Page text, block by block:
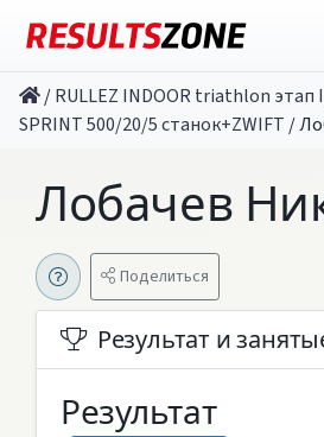
/RULLEZ INDOOR triathlon этап I
SPRINT 500/20/5 станок+ZWIFT /
Лобачев
Поделиться
Результат и
Результат